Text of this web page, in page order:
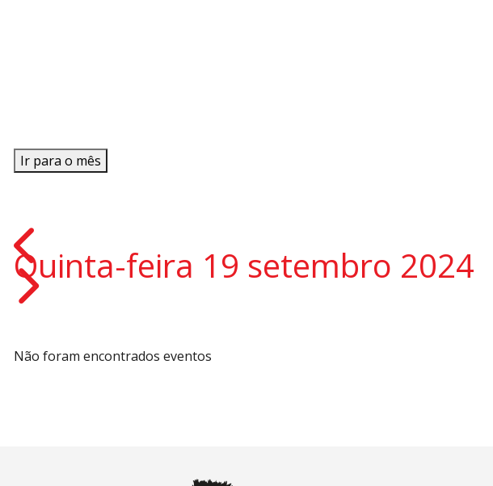
Ir para o mês
Quinta-feira 19 setembro 2024
Não foram encontrados eventos